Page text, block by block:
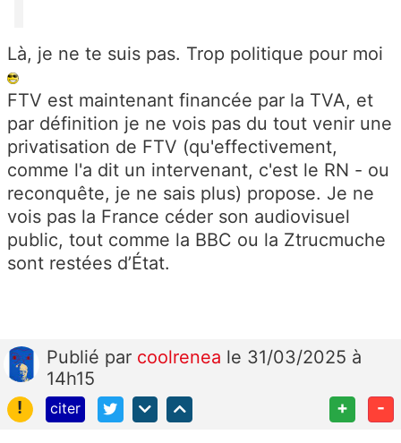
Là, je ne te suis pas. Trop politique pour moi
FTV est maintenant financée par la TVA, et
par définition je ne vois pas du tout venir une
privatisation de FTV (qu'effectivement,
comme l'a dit un intervenant, c'est le RN - ou
reconquête, je ne sais plus) propose. Je ne
vois pas la France céder son audiovisuel
public, tout comme la BBC ou la Ztrucmuche
sont restées d’État.
Publié par coolrenea le 31/03/2025 à
14h15
!
citer + -